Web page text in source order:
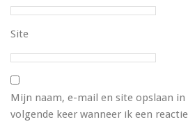
Site
Mijn naam, e-mail en site opslaan in
volgende keer wanneer ik een